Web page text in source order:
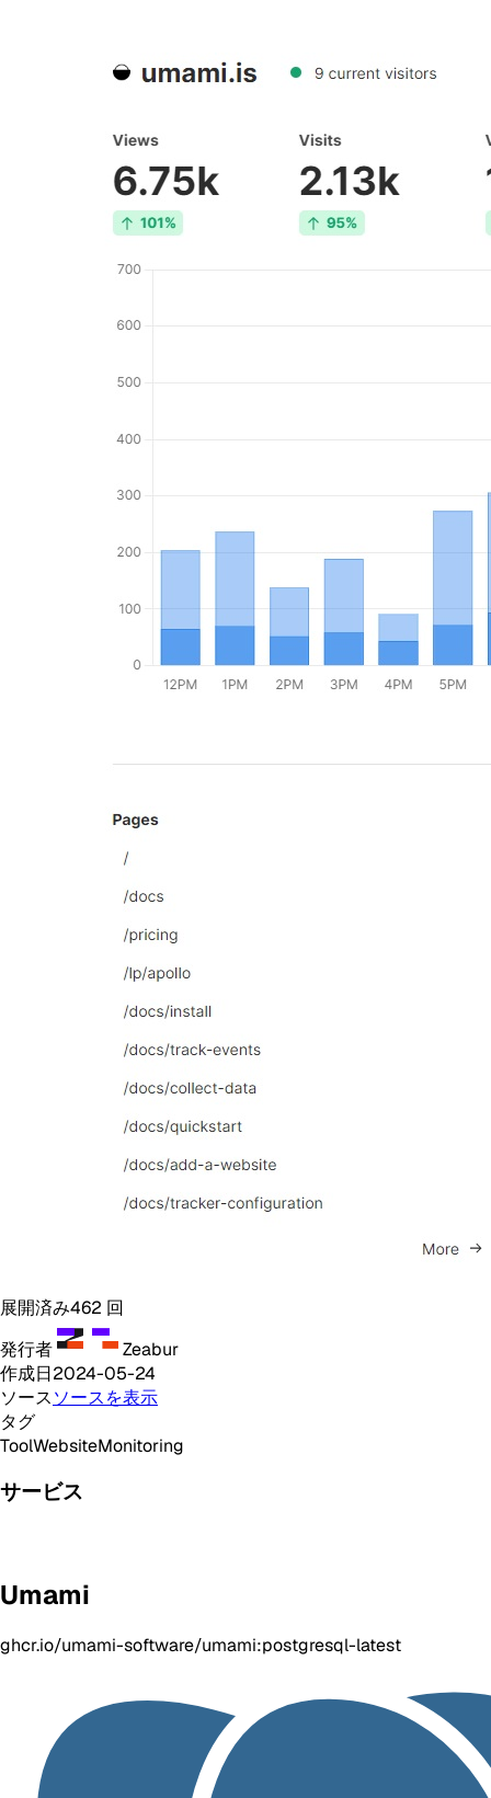
展開済み462 回
発行者
Zeabur
作成日2024-05-24
ソースソースを表示
タグ
ToolWebsiteMonitoring
サービス
Umami
ghcr.io/umami-software/umami:postgresql-latest